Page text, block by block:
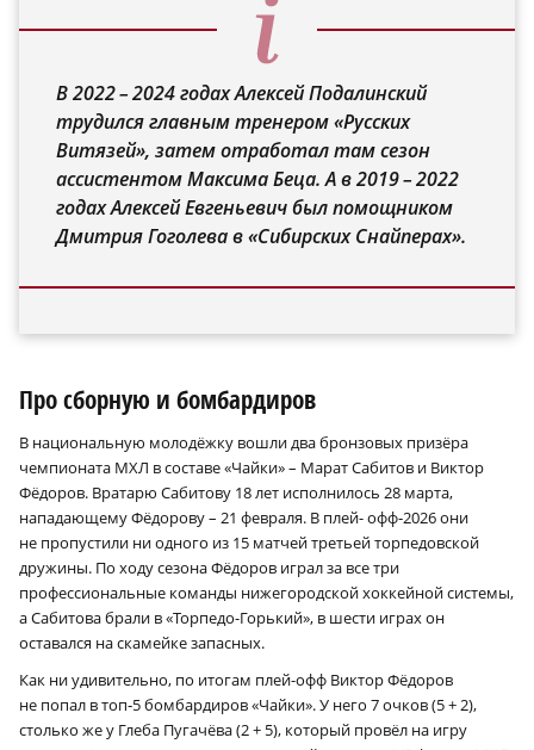
В 2022 – 2024 годах Алексей Подалинский
трудился главным тренером «Русских
Витязей», затем отработал там сезон
ассистентом Максима Беца. А в 2019 – 2022
годах Алексей Евгеньевич был помощником
Дмитрия Гоголева в «Сибирских Снайперах».
Про сборную и бомбардиров
В национальную молодёжку вошли два бронзовых призёра
чемпионата МХЛ в составе «Чайки» – Марат Сабитов и Виктор
Фёдоров. Вратарю Сабитову 18 лет исполнилось 28 марта,
нападающему Фёдорову – 21 февраля. В плей- офф‑2026 они
не пропустили ни одного из 15 матчей третьей торпедовской
дружины. По ходу сезона Фёдоров играл за все три
профессиональные команды нижегородской хоккейной системы,
а Сабитова брали в «Торпедо-Горький», в шести играх он
оставался на скамейке запасных.
Как ни удивительно, по итогам плей-офф Виктор Фёдоров
не попал в топ‑5 бомбардиров «Чайки». У него 7 очков (5 + 2),
столько же у Глеба Пугачёва (2 + 5), который провёл на игру